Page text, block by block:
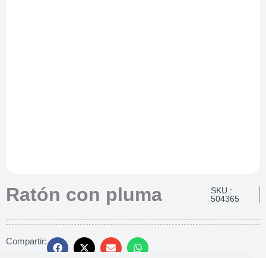
Ratón con pluma
SKU :
504365
Compartir: